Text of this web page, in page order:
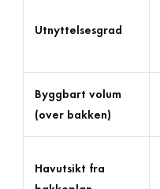
Utnyttelsesgrad
Byggbart volum
(over bakken)
Havutsikt fra